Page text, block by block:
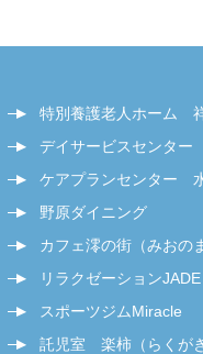
特別養護老人ホーム
デイサービスセンタ
ケアプランセンター
野原ダイニング
カフェ澪の街（みおの
リラクゼーションJADE
スポーツジムMiracle
託児室 楽柿（らくが